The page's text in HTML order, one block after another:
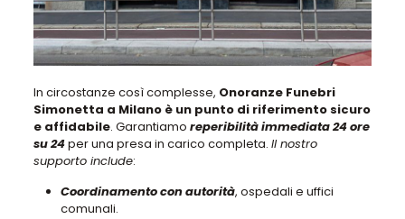
In circostanze così complesse, Onoranze Funebri
Simonetta a Milano è un punto di riferimento sicuro
e affidabile. Garantiamo reperibilità immediata 24 ore
su 24per una presa in carico completa. Il nostro
supporto include:
Coordinamento con autorità, ospedali e uffici
comunali.